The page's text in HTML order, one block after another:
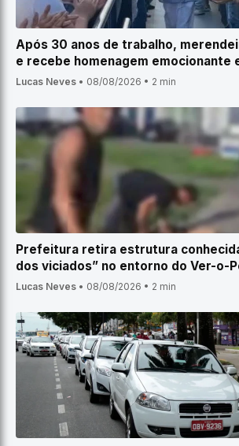
Após 30 anos de trabalho,
e recebe homenagem emocionante
Lucas Neves • 08/08/2026 • 2 min
Prefeitura retira estrutura
dos viciados” no entorno do Ver-o-
Lucas Neves • 08/08/2026 • 2 min